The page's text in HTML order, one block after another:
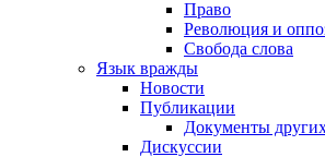
Право
Революция и
Свобода слова
Язык вражды
Новости
Публикации
Документы
Дискуссии